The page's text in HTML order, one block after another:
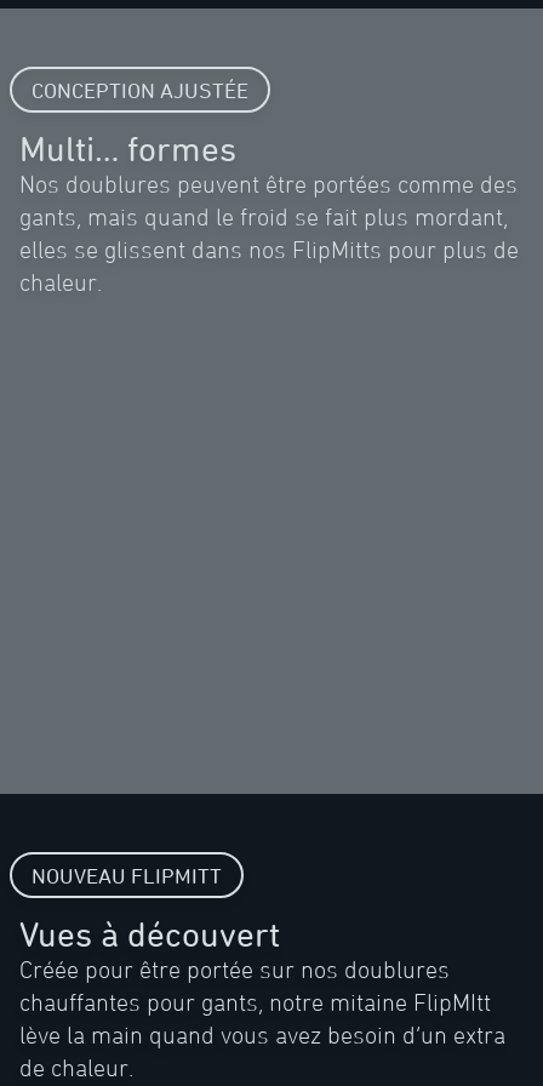
CONCEPTION AJUSTÉE
Multi… formes
Nos doublures peuvent être portées comme des
gants, mais quand le froid se fait plus mordant,
elles se glissent dans nos FlipMitts pour plus de
chaleur.
NOUVEAU FLIPMITT
Vues à découvert
Créée pour être portée sur nos doublures
chauffantes pour gants, notre mitaine FlipMItt
lève la main quand vous avez besoin d’un extra
de chaleur.